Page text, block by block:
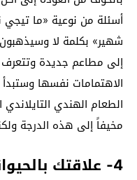
أسئلة من نوعية «ما
شهير» بكلمة لا
إلى مطاعم جديدة
الاهتمامات نفسها
الطعام الهندي
مخيفاً إلى هذه الدرجة
4- علاقتك بالحيوانات ستتغير للأفضل